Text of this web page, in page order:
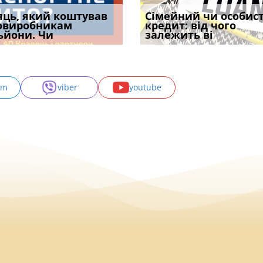
встановив для
шкоди
Документи, на яких не
проставляється
апостиль: пер
який коштував
Чи
Огляд практики ВС від
Ростислава Кравця, що
опублі
потрібна ФОП
у 2026 році:
засто
Сімейний чи
кредит: від чого
залежить ві
Восьмий ААС
підтвердив, що
може скас
viber youtube